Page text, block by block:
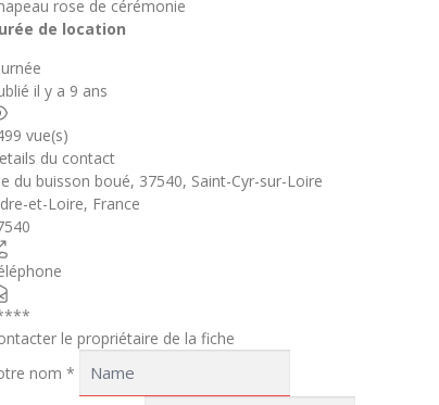
rose de cérémonie
de location
il y a 9 ans
vue(s)
du contact
du buisson boué, 37540, Saint-Cyr-sur-Loire
et-Loire, France
le propriétaire de la fiche
nom *